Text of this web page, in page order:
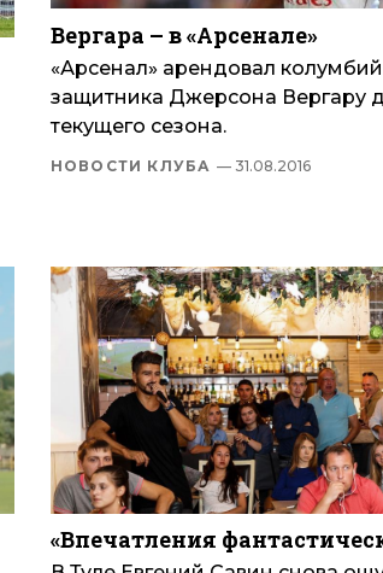
Вергара – в «Арсенале»
«Арсенал» арендовал
защитника Джерсона Вергару
текущего сезона.
НОВОСТИ КЛУБА — 31.08.2016
«Впечатления